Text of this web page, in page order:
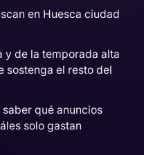
en Huesca ciudad
y de la temporada alta
sostenga el resto del
qué anuncios
solo gastan